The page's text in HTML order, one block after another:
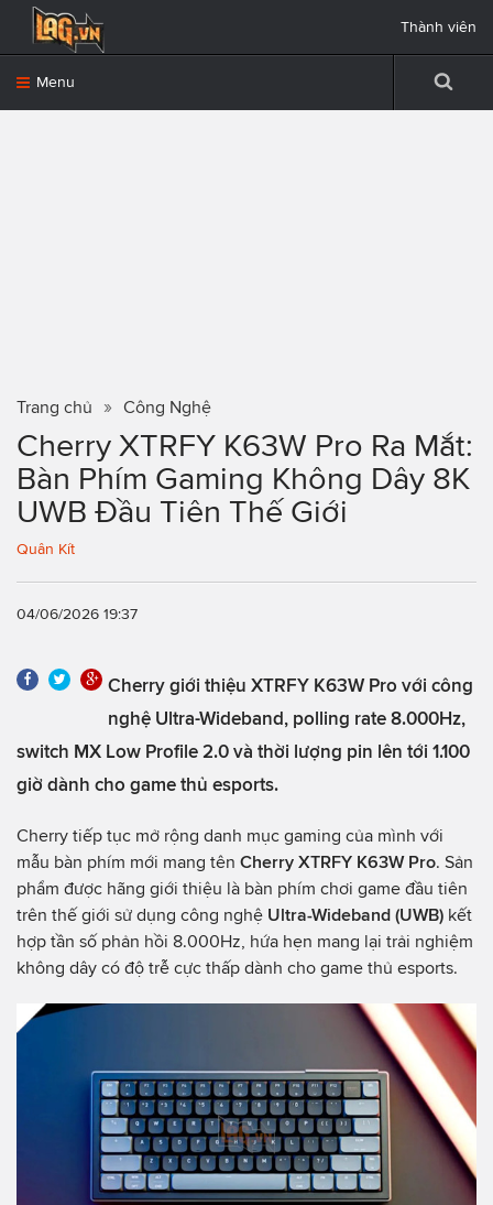
Menu
Thành viên
Trang chủ Công Nghệ
Cherry XTRFY K63W Pro Ra Mắt:
Bàn Phím Gaming Không Dây 8K
UWB Đầu Tiên Thế Giới
Quân Kít
04/06/2026 19:37
Cherry giới thiệu XTRFY K63W Pro với công
nghệ Ultra-Wideband, polling rate 8.000Hz,
switch MX Low Profile 2.0 và thời lượng pin lên tới 1.100
giờ dành cho game thủ esports.
Cherry tiếp tục mở rộng danh mục gaming của mình với
mẫu bàn phím mới mang tên Cherry XTRFY K63W Pro. Sản
phẩm được hãng giới thiệu là bàn phím chơi game đầu tiên
trên thế giới sử dụng công nghệ Ultra-Wideband (UWB) kết
hợp tần số phản hồi 8.000Hz, hứa hẹn mang lại trải nghiệm
không dây có độ trễ cực thấp dành cho game thủ esports.